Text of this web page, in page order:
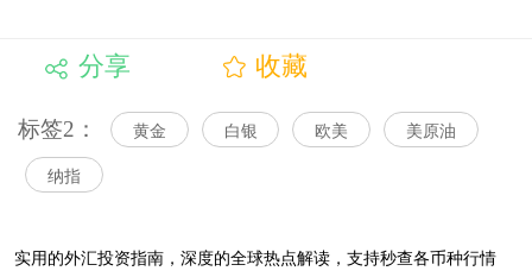
分享 收藏
标签2： 黄金 白银 欧美 美原油
纳指
实用的外汇投资指南， 深度的全球热点解读， 支持秒查各币种行情